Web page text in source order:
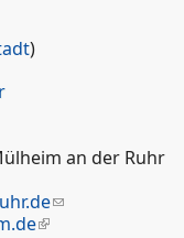
)
an der Ruhr